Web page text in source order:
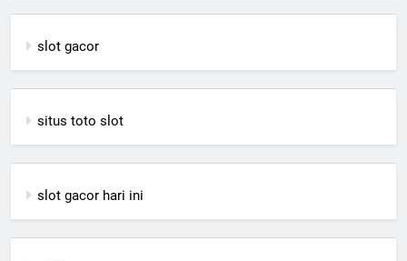
slot gacor
situs toto slot
slot gacor hari ini